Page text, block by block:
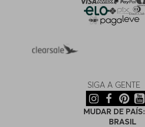
SIGA A GENTE
MUDAR DE PAÍS:
BRASIL